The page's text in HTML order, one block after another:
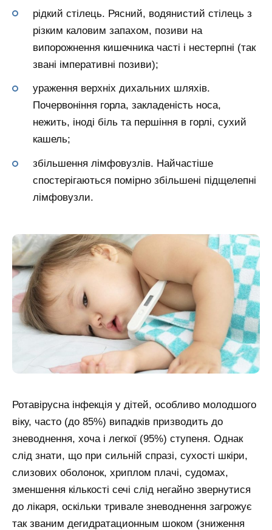
рідкий стілець. Рясний, водянистий стілець з
різким каловим запахом, позиви на
випорожнення кишечника часті і нестерпні (так
звані імперативні позиви);
ураження верхніх дихальних шляхів.
Почервоніння горла, закладеність носа,
нежить, іноді біль та першіння в горлі, сухий
кашель;
збільшення лімфовузлів. Найчастіше
спостерігаються помірно збільшені підщелепні
лімфовузли.
Ротавірусна інфекція у дітей, особливо молодшого
віку, часто (до 85%) випадків призводить до
зневоднення, хоча і легкої (95%) ступеня. Однак
слід знати, що при сильній спразі, сухості шкіри,
слизових оболонок, хриплом плачі, судомах,
зменшення кількості сечі слід негайно звернутися
до лікаря, оскільки тривале зневоднення загрожує
так званим дегидратационным шоком (зниження